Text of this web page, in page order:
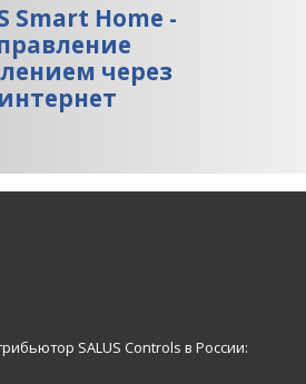
Smart Home -
через
интернет
SALUS Controls в России: